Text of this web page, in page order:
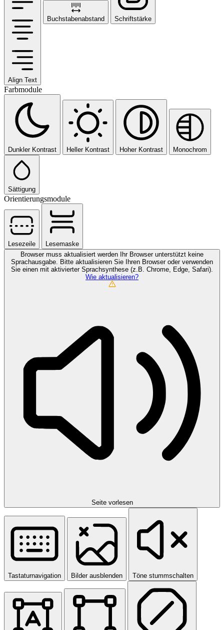
Align Text
Buchstabenabstand Schriftstärke
Farbmodule
Dunkler Kontrast Heller Kontrast Hoher Kontrast Monochrom
Sättigung
Orientierungsmodule
Lesezeile
Lesemaske
Browser muss aktualisiert werden Ihr Browser unterstützt keine
Sprachausgabe. Bitte aktualisieren Sie Ihren Browser oder verwenden
Sie einen mit aktivierter Sprachsynthese (z.B. Chrome, Edge, Safari).
Wie aktualisieren?
Seite vorlesen
Tastaturnavigation Bilder ausblenden Töne stummschalten